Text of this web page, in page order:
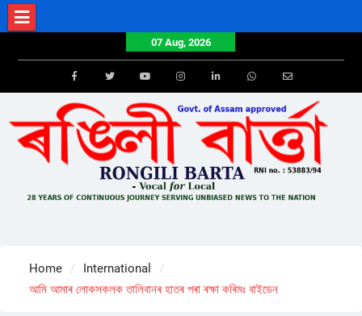
Skip
to
07 Aug, 2026
FacebookTwitterYoutube Email
Home
International
আমি আমাৰ লোকসকলক তালিবানৰ হাতৰ পৰা ৰক্ষা কৰিমঃ বাইডেন